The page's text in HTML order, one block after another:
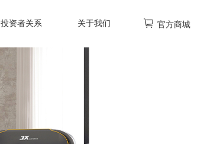
投资者关系 关于我们 官方商城